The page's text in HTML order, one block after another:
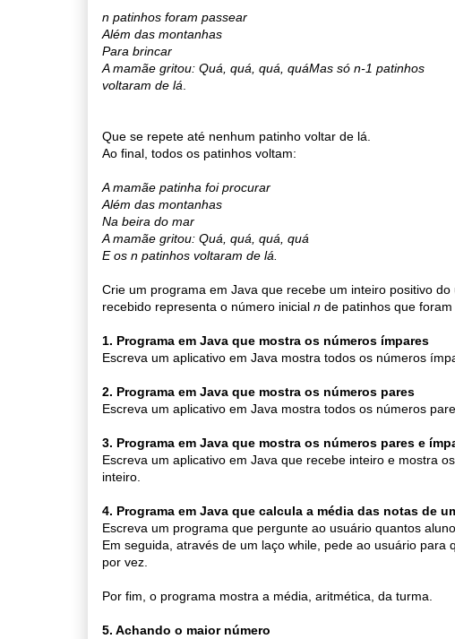
n patinhos foram passear
Além das montanhas
Para brincar
A mamãe gritou: Quá, quá, quá, quáMas só n-1 patinhos
voltaram de lá.
Que se repete até nenhum patinho voltar de lá.
Ao final, todos os patinhos voltam:
A mamãe patinha foi procurar
Além das montanhas
Na beira do mar
A mamãe gritou: Quá, quá, quá, quá
E os n patinhos voltaram de lá.
Crie um programa em Java que recebe um inteiro positivo
recebido representa o número inicial n de patinhos que foram
1. Programa em Java que mostra os números ímpares
Escreva um aplicativo em Java mostra todos os números
2. Programa em Java que mostra os números pares
Escreva um aplicativo em Java mostra todos os números
3. Programa em Java que mostra os números pares e
Escreva um aplicativo em Java que recebe inteiro e mostra
inteiro.
4. Programa em Java que calcula a média das notas de
Escreva um programa que pergunte ao usuário quantos
Em seguida, através de um laço while, pede ao usuário
por vez.
Por fim, o programa mostra a média, aritmética, da turma.
5. Achando o maior número